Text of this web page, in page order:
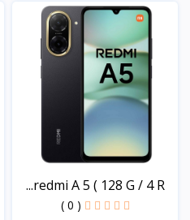
redmi A 5 ( 128 G / 4 R...
( 0 )